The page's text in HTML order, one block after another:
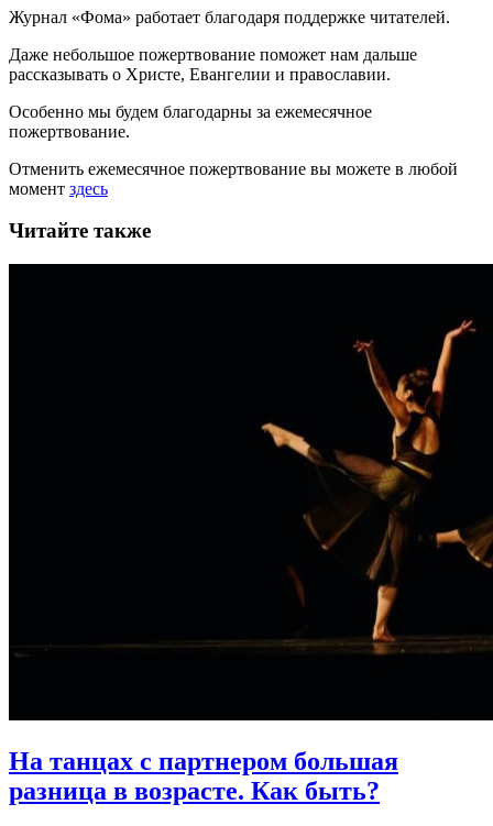
Журнал «Фома» работает благодаря поддержке читателей.
Даже небольшое пожертвование поможет нам дальше
рассказывать о Христе, Евангелии и православии.
Особенно мы будем благодарны за ежемесячное
пожертвование.
Отменить ежемесячное пожертвование вы можете в любой
момент здесь
Читайте также
На танцах с партнером большая
разница в возрасте. Как быть?